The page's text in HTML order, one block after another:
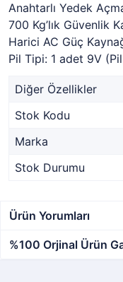
Anahtarlı Yedek
700 Kg’lık Güvenlik
Harici AC Güç
Pil Tipi: 1 adet 9V
Diğer Özellikler
Stok Kodu
Marka
Stok Durumu
Ürün Yorumları
%100 Orjinal Ürün